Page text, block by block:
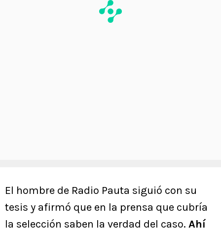
El hombre de Radio Pauta siguió con su
tesis y afirmó que en la prensa que cubría
la selección saben la verdad del caso. Ahí